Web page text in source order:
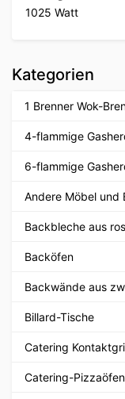
1025 Watt
Kategorien
1 Brenner Wok-
4-flammige
6-flammige
Andere Möbel und
Backbleche aus
Backöfen
Backwände aus
Billard-Tische
Catering
Catering-Pizzaöfen